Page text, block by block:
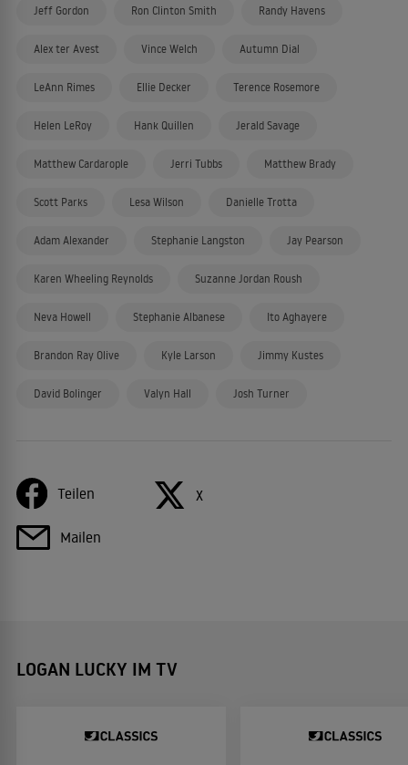
Jeff Gordon Ron Clinton Smith Randy Havens
Alex ter Avest Vince Welch Autumn Dial
LeAnn Rimes Ellie Decker Terence Rosemore
Helen LeRoy Hank Quillen Jerald Savage
Matthew Cardarople Jerri Tubbs Matthew Brady
Scott Parks Lesa Wilson Danielle Trotta
Adam Alexander Stephanie Langston Jay Pearson
Karen Wheeling Reynolds Suzanne Jordan Roush
Neva Howell Stephanie Albanese Ito Aghayere
Brandon Ray Olive Kyle Larson Jimmy Kustes
David Bolinger Valyn Hall Josh Turner
Teilen X
Mailen
LOGAN LUCKY IM TV